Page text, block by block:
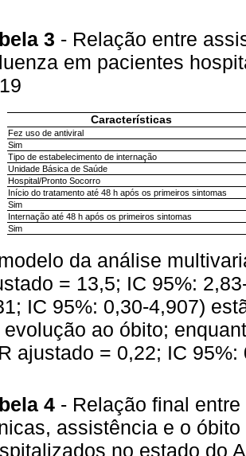
3 - Relação entre
em pacientes
Características
Fez uso de antiviral
Sim
Tipo de estabelecimento de internação
Unidade Básica de Saúde
Hospital/Pronto Socorro
Início do tratamento até 48 h após os primeiros sintomas
Sim
Internação até 48 h após os primeiros sintomas
Sim
da análise
= 13,5; IC 95%:
IC 95%: 0,30-4,907)
evolução ao óbito;
ajustado = 0,22; IC 95%:
4 - Relação final
assistência e o
no estado do